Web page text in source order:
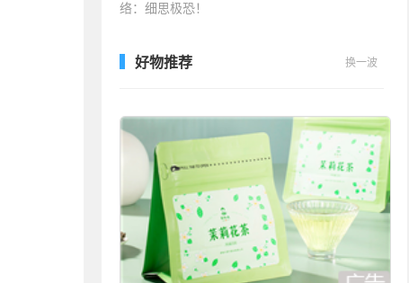
络：细思极恐！
好物推荐 换一波